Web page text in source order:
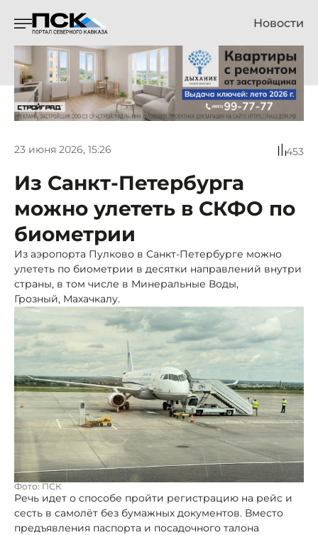
Новости
23 июня 2026, 15:26 453
Из Санкт-Петербурга
можно улететь в СКФО по
биометрии
Из аэропорта Пулково в Санкт-Петербурге можно
улететь по биометрии в десятки направлений внутри
страны, в том числе в Минеральные Воды,
Грозный, Махачкалу.
Фото: ПСК
Речь идет о способе пройти регистрацию на рейс и
сесть в самолёт без бумажных документов. Вместо
предъявления паспорта и посадочного талона